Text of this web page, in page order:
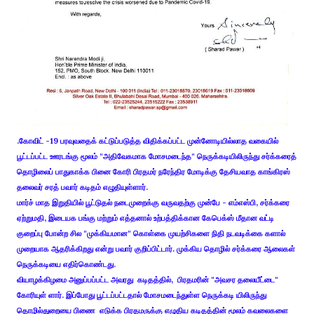
.கோவிட் -19 பரவுவதைக் கட்டுப்படுத்த விதிக்கப்பட்ட முன்னோடியில்லாத வகையில்
பூட்டப்பட்ட ஊரடங்கு மூலம் "அதிவேகமாக மோசமடைந்த" நெருக்கடியிலிருந்து சர்க்கரைத்
தொழிலைப் பாதுகாக்க பினை கோரி பிரதமர் நரேந்திர மோடிக்கு தேசியவாத காங்கிரஸ்
தலைவர் சரத் பவார் கடிதம் எழுதியுள்ளார்.
மார்ச் மாத இறுதியில் பூட்டுதல் நடைமுறைக்கு வருவதற்கு முன்பே - எம்எஸ்பி, சர்க்கரை
ஏற்றுமதி, இடையக பங்கு மற்றும் எத்தனால் உற்பத்திக்கான கேபெக்ஸ் மீதான வட்டி
குறைப்பு போன்ற சில "முக்கியமான" கொள்கை முயற்சிகளை நிதி நடவடிக்கை களால்
முறையாக ஆதரிக்கிறது என்று பவார் குறிப்பிட்டார். முக்கிய தொழில் சர்க்கரை ஆலைகள்
நெருக்கடியை எதிர்கொண்டது.
வியாழக்கிழமை அனுப்பப்பட்ட அவரது கடிதத்தில், பிரதமரின் "அவசர தலையீட்டை"
கோரியுள் ளார். இப்போது பூட்டப்பட்டதால் மோசமடைந்துள்ள நெருக்கடி யிலிருந்து
தொழில்துறையை பிணை எடுக்க பிரதமருக்கு எழுதிய கடிதத்தின் மூலம் கவலைகளை